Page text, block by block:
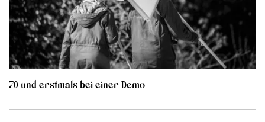
70 und erstmals bei einer Demo